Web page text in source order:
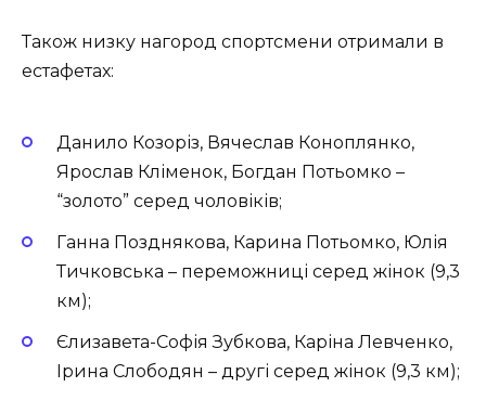
Також низку нагород спортсмени отримали в
естафетах:
Данило Козоріз, Вячеслав Коноплянко,
Ярослав Кліменок, Богдан Потьомко –
“золото” серед чоловіків;
Ганна Позднякова, Карина Потьомко, Юлія
Тичковська – переможниці серед жінок (9,3
км);
Єлизавета-Софія Зубкова, Каріна Левченко,
Ірина Слободян – другі серед жінок (9,3 км);